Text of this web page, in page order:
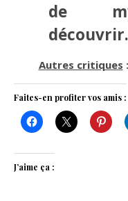
de
découvrir.
Autres critiques :
Faites-en profiter vos amis :
J’aime ça :